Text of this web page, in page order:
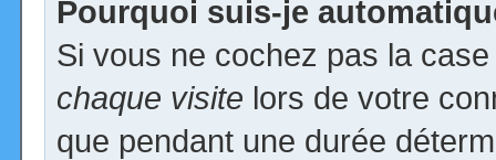
Pourquoi suis-je
Si vous ne cochez pas la
chaque visite lors de votre
que pendant une durée